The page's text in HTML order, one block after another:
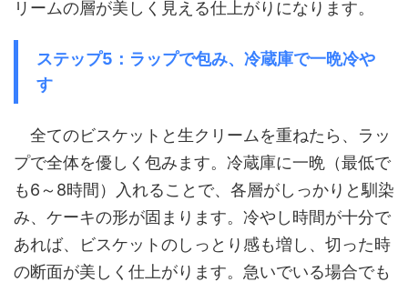
リームの層が美しく見える仕上がりになります。
ステップ5：ラップで包み、冷蔵庫で一晩冷や
す
全てのビスケットと生クリームを重ねたら、ラッ
プで全体を優しく包みます。冷蔵庫に一晩（最低で
も6～8時間）入れることで、各層がしっかりと馴染
み、ケーキの形が固まります。冷やし時間が十分で
あれば、ビスケットのしっとり感も増し、切った時
の断面が美しく仕上がります。急いでいる場合でも